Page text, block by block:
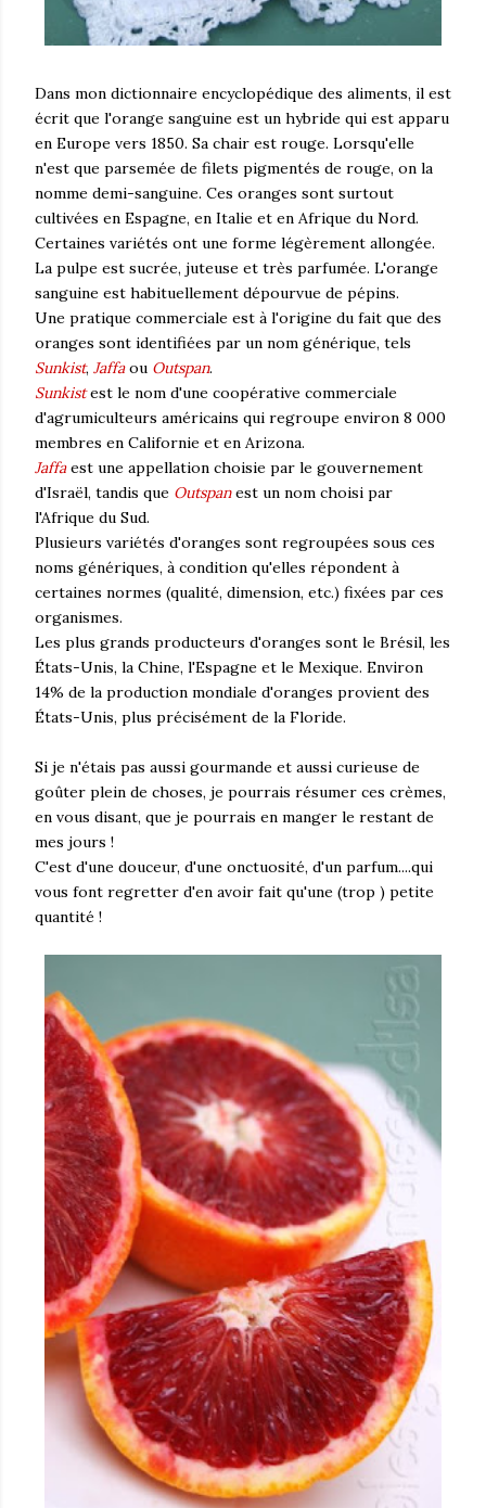
Dans mon dictionnaire encyclopédique des aliments, il est
écrit que l'orange sanguine est un hybride qui est apparu
en Europe vers 1850. Sa chair est rouge. Lorsqu'elle
n'est que parsemée de filets pigmentés de rouge, on la
nomme demi-sanguine. Ces oranges sont surtout
cultivées en Espagne, en Italie et en Afrique du Nord.
Certaines variétés ont une forme légèrement allongée.
La pulpe est sucrée, juteuse et très parfumée. L'orange
sanguine est habituellement dépourvue de pépins.
Une pratique commerciale est à l'origine du fait que des
oranges sont identifiées par un nom générique, tels
Sunkist, Jaffaou Outspan.
Sunkistest le nom d'une coopérative commerciale
d'agrumiculteurs américains qui regroupe environ 8 000
membres en Californie et en Arizona.
Jaffaest une appellation choisie par le gouvernement
d'Israël, tandis que Outspanest un nom choisi par
l'Afrique du Sud.
Plusieurs variétés d'oranges sont regroupées sous ces
noms génériques, à condition qu'elles répondent à
certaines normes (qualité, dimension, etc.) fixées par ces
organismes.
Les plus grands producteurs d'oranges sont le Brésil, les
États-Unis, la Chine, l'Espagne et le Mexique. Environ
14% de la production mondiale d'oranges provient des
États-Unis, plus précisément de la Floride.
Si je n'étais pas aussi gourmande et aussi curieuse de
goûter plein de choses, je pourrais résumer ces crèmes,
en vous disant, que je pourrais en manger le restant de
mes jours !
C'est d'une douceur, d'une onctuosité, d'un parfum....qui
vous font regretter d'en avoir fait qu'une (trop ) petite
quantité !